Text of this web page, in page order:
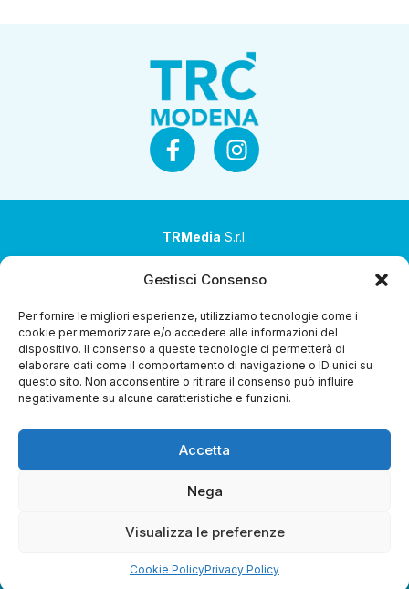
Gestisci Consenso
Per fornire le migliori esperienze, utilizziamo tecnologie come i
cookie per memorizzare e/o accedere alle informazioni del
dispositivo. Il consenso a queste tecnologie ci permetterà di
elaborare dati come il comportamento di navigazione o ID unici su
questo sito. Non acconsentire o ritirare il consenso può influire
negativamente su alcune caratteristiche e funzioni.
Accetta
Nega
Visualizza le preferenze
Cookie PolicyPrivacy Policy
TRMedia S.r.l.
coordinamento da parte di Coop Alleanza 3.0 Soc. Coop.
Sede legale: via Ragazzi del ’99 nr. 51 42124 Reggio Emilia
(RE)
P.Iva 00651840365
Home i Programmi Diretta Streaming Guida TV
Chi
Gerenza
Riproduzione Riservata – Copyright © 2024